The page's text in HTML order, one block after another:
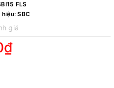
FLS
hiệu:SBC
giá